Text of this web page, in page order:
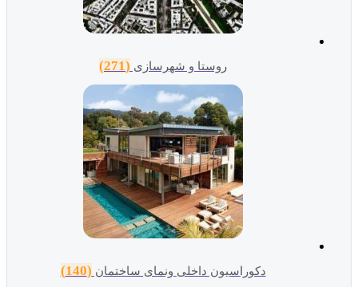
روستا و شهرسازی(271)
دکوراسیون داخلی ونمای ساختمان(140)